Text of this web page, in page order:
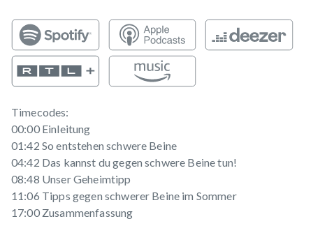
Timecodes:
00:00 Einleitung
01:42 So entstehen schwere Beine
04:42 Das kannst du gegen schwere Beine tun!
08:48 Unser Geheimtipp
11:06 Tipps gegen schwerer Beine im Sommer
17:00 Zusammenfassung